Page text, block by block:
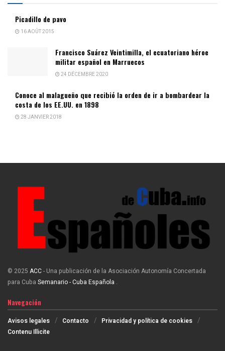
Picadillo de pavo
16 AOÛT 2015
Francisco Suárez Veintimilla, el ecuatoriano héroe
militar español en Marruecos
24 DÉCEMBRE 2020
Conoce al malagueño que recibió la orden de ir a bombardear la
costa de los EE.UU. en 1898
28 JANVIER 2018
© 2025 ACC- Una publicación de la Asociación Autonomía Concertada
para Cuba Semanario - Cuba Española .
Navegación
Avisos legales Contacto
Privacidad y política de cookies
Contenu Illicite